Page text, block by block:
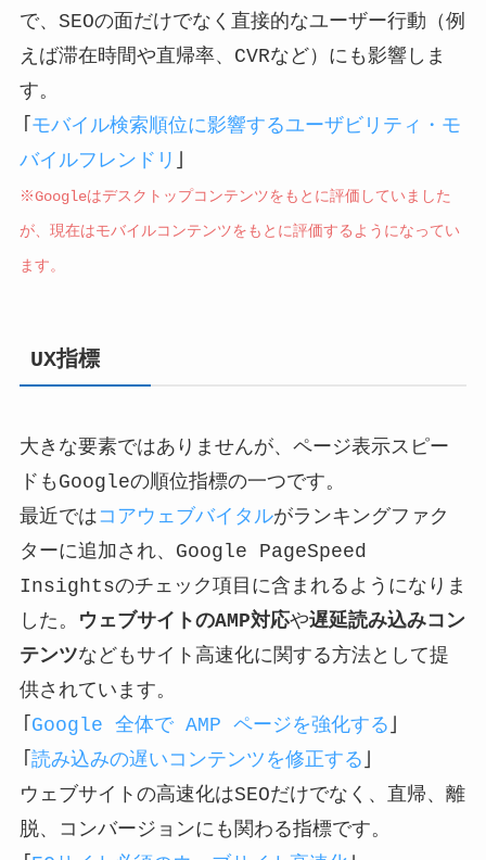
で、SEOの面だけでなく直接的なユーザー行動（例
えば滞在時間や直帰率、CVRなど）にも影響しま
す。
「 モバイル検索順位に影響するユーザビリティ・モ
バイルフレンドリ
※Googleはデスクトップコンテンツをもとに評価していました
が、現在はモバイルコンテンツをもとに評価するようになってい
ます。
UX指標
大きな要素ではありませんが、ページ表示スピー
ドもGoogleの順位指標の一つです。
最近ではコアウェブバイタルがランキングファク
ターに追加され、Google PageSpeed
Insightsのチェック項目に含まれるようになりま
した。
ウェブサイトのAMP対応や遅延読み込みコン
テンツなどもサイト高速化に関する方法として提
供されています。
Google 全体で AMP ページを強化する
読み込みの遅いコンテンツを修正する
ウェブサイトの高速化はSEOだけでなく、直帰、離
脱、コンバージョンにも関わる指標です。